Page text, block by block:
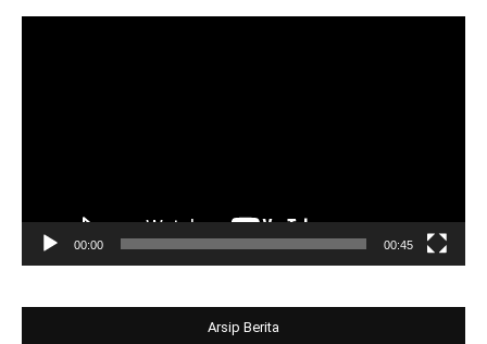
00:00 00:45
Arsip Berita